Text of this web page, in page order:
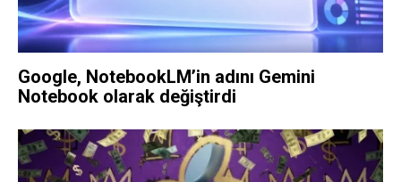
Google, NotebookLM’in adını Gemini
Notebook olarak değiştirdi